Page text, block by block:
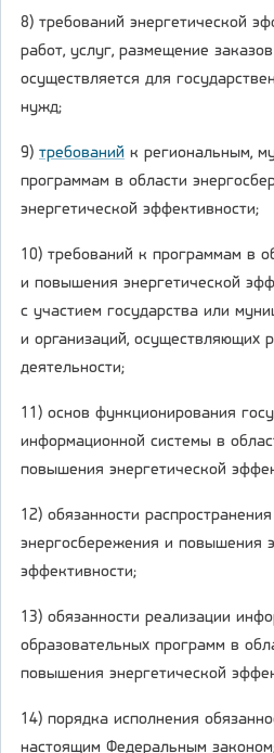
8) требований энергетической
работ, услуг, размещение
осуществляется для
нужд;
9) требований к региональным,
программам в области
энергетической эффективности;
10) требований к программам в
и повышения энергетической
с участием государства или
и организаций, осуществляющих
деятельности;
11) основ функционирования
информационной системы в
повышения энергетической
12) обязанности
энергосбережения и повышения
эффективности;
13) обязанности реализации
образовательных программ в
повышения энергетической
14) порядка исполнения
настоящим Федеральным